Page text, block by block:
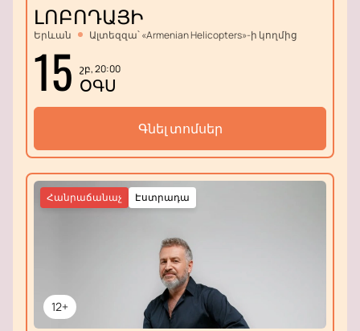
ԼՈԲՈԴԱՅԻ
Երևան Ալտեզզա՝ «Armenian Helicopters»-ի կողմից
15 շբ, 20:00
ՕԳՍ
Գնել տոմսեր
12+
Էստրադա
Հանրաճանաչ